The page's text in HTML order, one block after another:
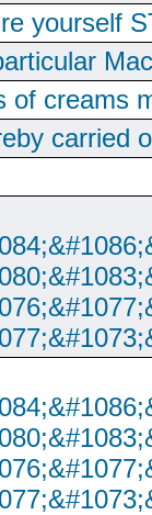
yourself
of creams
carried